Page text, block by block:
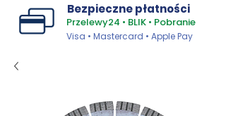
Bezpieczne płatności
Przelewy24 • BLIK • Pobranie
Visa • Mastercard • Apple Pay